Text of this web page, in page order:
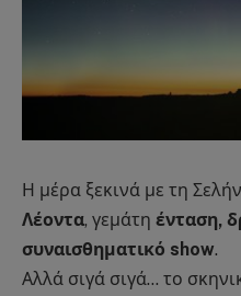
Η μέρα ξεκινά με τη
Λέοντα, γεμάτη ένταση,
συναισθηματικό show.
Αλλά σιγά σιγά… το